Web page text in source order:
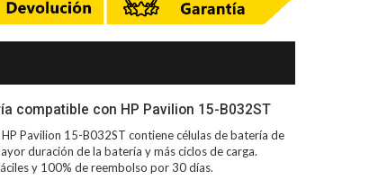
compatible con HP Pavilion 15-B032ST
Pavilion 15-B032ST contiene células de batería de
duración de la batería y más ciclos de carga.
y 100% de reembolso por 30 días.